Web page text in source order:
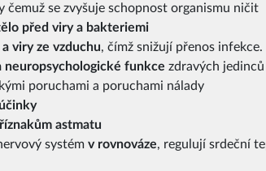
čemuž se zvyšuje schopnost organismu ničit
před viry a bakteriemi
viry ze vzduchu, čímž snižují přenos infekce.
neuropsychologické funkce zdravých
poruchami a poruchami nálady
astmatu
systém v rovnováze, regulují srdeční